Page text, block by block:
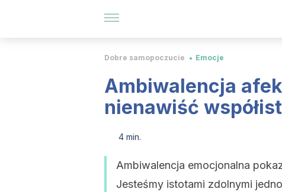
Dobre samopoczucie Emocje
Ambiwalencja
nienawiść
4 min.
Ambiwalencja emocjonalna
Jesteśmy istotami zdolnymi